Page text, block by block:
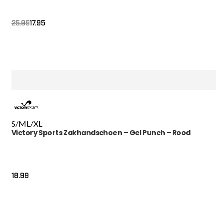
25.95
Oorspronkelijke
prijs
17.95
Huidige
prijs
S/ML/XL
Victory Sports Zakhandschoen – Gel Punch – Rood
18.99